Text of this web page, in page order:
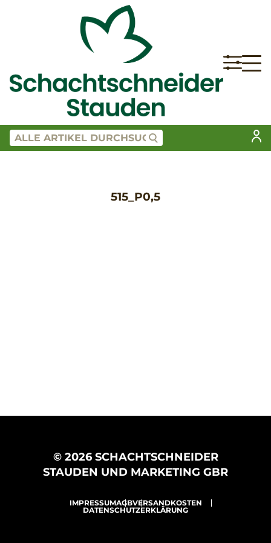
515_P0,5
© 2026 SCHACHTSCHNEIDER
STAUDEN UND MARKETING GBR
IMPRESSUMAGBVERSANDKOSTEN
DATENSCHUTZERKLÄRUNG